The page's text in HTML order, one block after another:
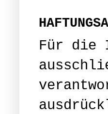
Für die